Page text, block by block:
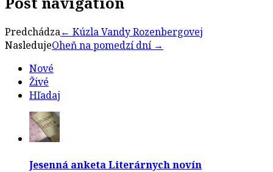
Predchádza← Kúzla Vandy Rozenbergovej
NasledujeOheň na pomedzí dní →
Nové
Živé
Hľadaj
Jesenná anketa Literárnych novín